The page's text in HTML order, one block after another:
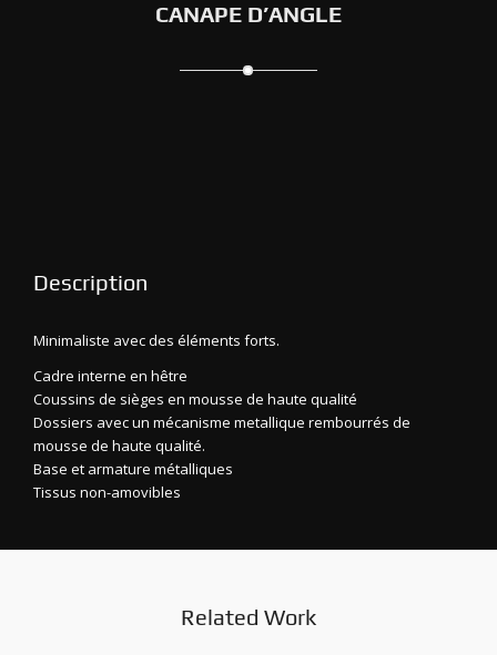
CANAPE D’ANGLE
Description
Minimaliste avec des éléments forts.
Cadre interne en hêtre
Coussins de sièges en mousse de haute qualité
Dossiers avec un mécanisme metallique rembourrés de
mousse de haute qualité.
Base et armature métalliques
Tissus non-amovibles
Related Work